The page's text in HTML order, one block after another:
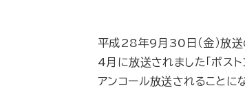
平成28年9月30日（金）放送
4月に放送されました「ボス
アンコール放送されること